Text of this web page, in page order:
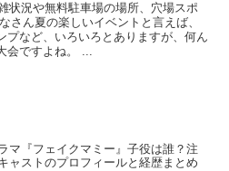
状況や無料駐車場の場所、穴場スポ
さん夏の楽しいイベントと言えば、
プなど、いろいろとありますが、何ん
会ですよね。 ...
マ『フェイクマミー』子役は誰？注
ャストのプロフィールと経歴まとめ